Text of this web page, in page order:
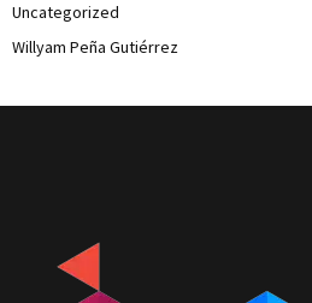
Uncategorized
Willyam Peña Gutiérrez